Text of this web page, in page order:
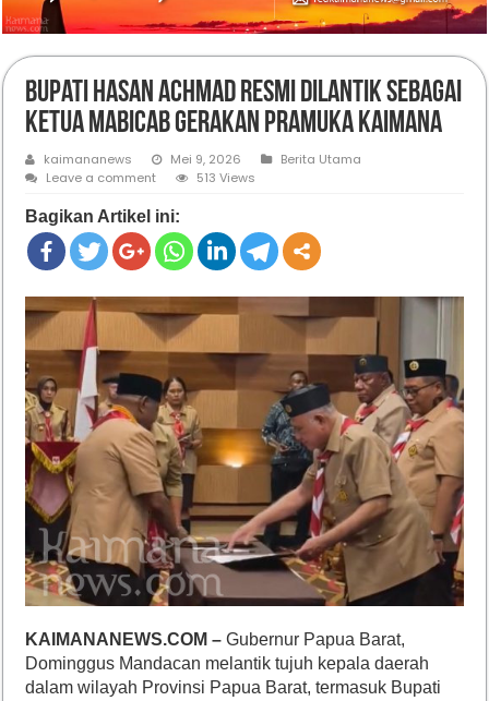
Bupati Hasan Achmad Resmi Dilantik sebagai
Ketua Mabicab Gerakan Pramuka Kaimana
kaimananews Mei 9, 2026
Berita Utama
Leave a comment
513 Views
Bagikan Artikel ini:
KAIMANANEWS.COM – Gubernur Papua Barat,
Dominggus Mandacan melantik tujuh kepala daerah
dalam wilayah Provinsi Papua Barat, termasuk Bupati